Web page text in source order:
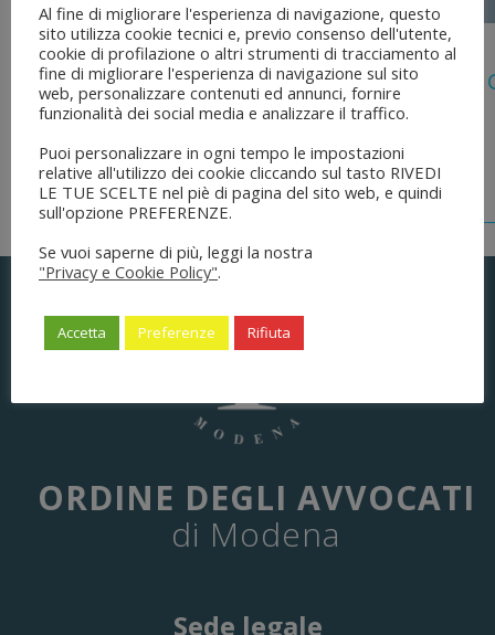
5 Agosto 2026
Legge 28 Luglio 2026 N. 137 “delega
Dell’ordinamento Forense”
ORDINE DEGLI AVVOCATI
di Modena
Sede legale
Al fine di migliorare l'esperienza di navigazione, questo
sito utilizza cookie tecnici e, previo consenso dell'utente,
cookie di profilazione o altri strumenti di tracciamento al
fine di migliorare l'esperienza di navigazione sul sito
web, personalizzare contenuti ed annunci, fornire
funzionalità dei social media e analizzare il traffico.
Puoi personalizzare in ogni tempo le impostazioni
relative all'utilizzo dei cookie cliccando sul tasto RIVEDI
LE TUE SCELTE nel piè di pagina del sito web, e quindi
sull'opzione PREFERENZE.
Se vuoi saperne di più, leggi la nostra
"Privacy e Cookie Policy".
Accetta Preferenze Rifiuta